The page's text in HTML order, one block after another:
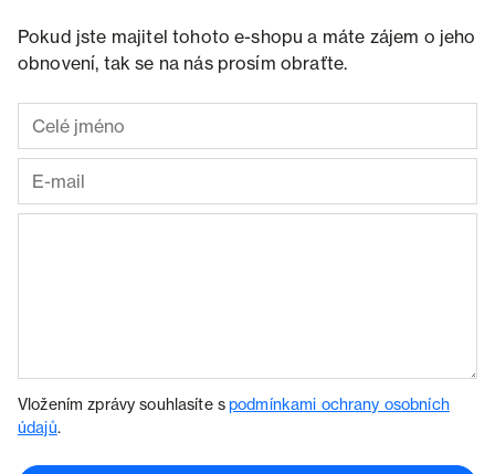
Pokud jste majitel tohoto e-shopu a máte zájem o jeho
obnovení, tak se na nás prosím obraťte.
Vložením zprávy souhlasíte spodmínkami ochrany osobních
údajů.